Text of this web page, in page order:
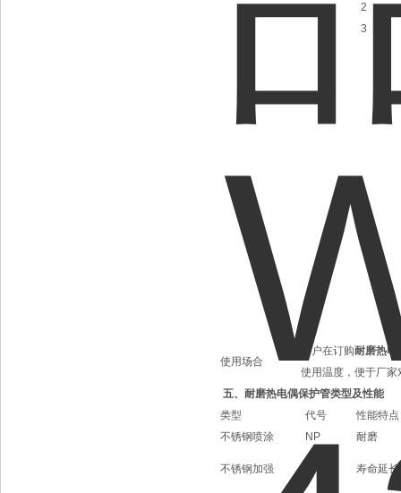
2
3
使用场合
客户在订购耐磨热电
使用温度，便于厂
五、耐磨热电偶保护管类型及性能
类型
代号
性能特点
不锈钢喷涂
NP 耐磨
不锈钢加强 寿命延长